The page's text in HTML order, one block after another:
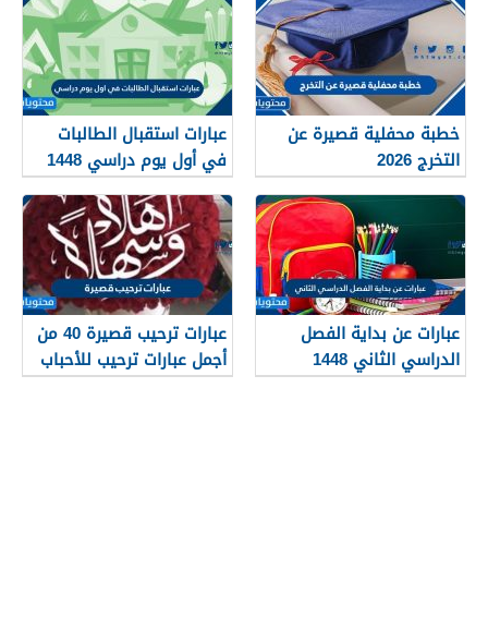
خطبة محفلية قصيرة عن
التخرج 2026
عبارات استقبال الطالبات
في أول يوم دراسي 1448
عبارات عن بداية الفصل
الدراسي الثاني 1448
عبارات ترحيب قصيرة 40 من
أجمل عبارات ترحيب للأحباب
والأصدقاء 2026